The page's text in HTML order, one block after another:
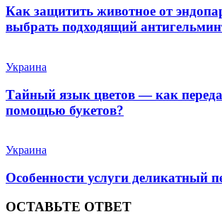
Как защитить животное от
выбрать подходящий
Украина
Тайный язык цветов — как
помощью букетов?
Украина
Особенности услуги деликатный
ОСТАВЬТЕ ОТВЕТ